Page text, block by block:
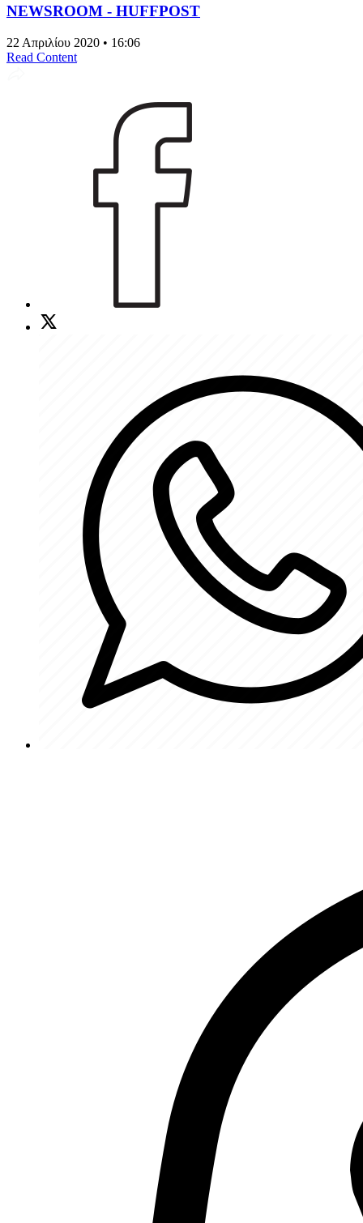
NEWSROOM - HUFFPOST
22 Απριλίου 2020 • 16:06
Read Content